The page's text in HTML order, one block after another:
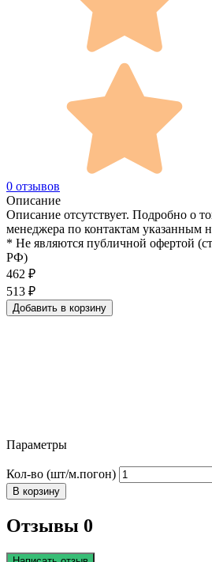
0 отзывов
Описание
Описание отсутствует. Подробно о
менеджера по контактам указанным
* Не являются публичной офертой
РФ)
462 ₽
513 ₽
Добавить в корзину
Параметры
Кол-во (шт/м.погон)
В корзину
Отзывы 0